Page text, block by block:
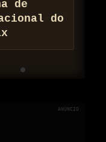
de
do
ANÚNCIO